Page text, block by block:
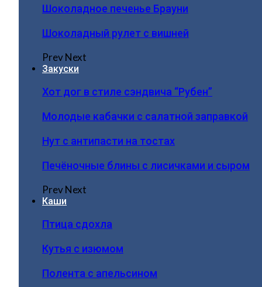
Шоколадное печенье Брауни
Шоколадный рулет с вишней
PrevNext
Закуски
Хот дог в стиле сэндвича “Рубен”
Молодые кабачки с салатной заправкой
Нут с антипасти на тостах
Печёночные блины с лисичками и сыром
PrevNext
Каши
Птица сдохла
Кутья с изюмом
Полента с апельсином